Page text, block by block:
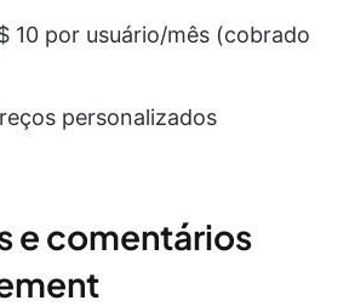
10 por usuário/mês (cobrado
personalizados
e comentários